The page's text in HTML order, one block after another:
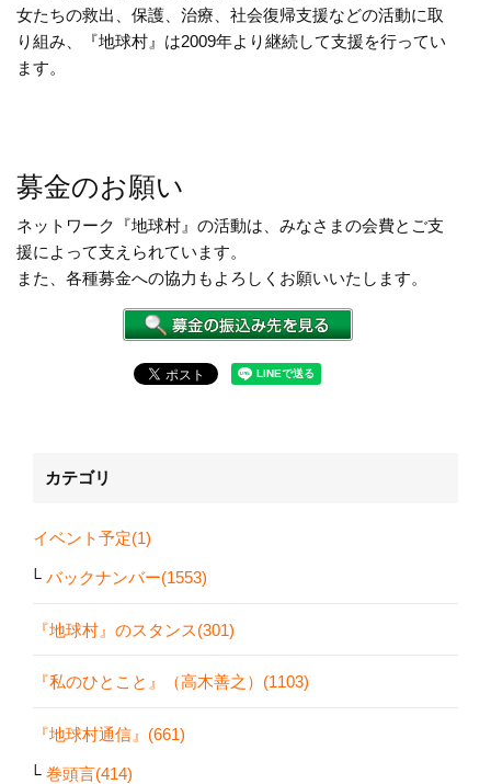
女たちの救出、保護、治療、社会復帰支援などの活動に取
り組み、『地球村』は2009年より継続して支援を行ってい
ます。
募金のお願い
ネットワーク『地球村』の活動は、みなさまの会費とご支
援によって支えられています。
また、各種募金への協力もよろしくお願いいたします。
カテゴリ
イベント予定(1)
バックナンバー(1553)
『地球村』のスタンス(301)
『私のひとこと』（高木善之）(1103)
『地球村通信』(661)
巻頭言(414)